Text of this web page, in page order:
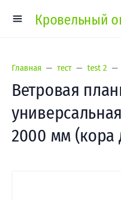
Кровельный
Главная тест test 2
Ветровая
2000 мм (кора